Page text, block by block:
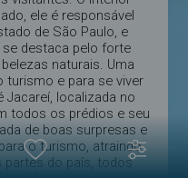
ele é responsável
de São Paulo, e
destaca pelo forte
naturais. Uma
turismo e para se viver
Jacareí, localizada no
todos os prédios e seu
de boas surpresas e
o turismo, atraindo
partes do país, todos